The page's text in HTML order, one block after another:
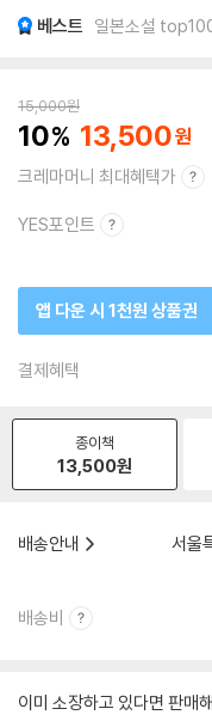
베스트 일본소설
15,000원
10 13,500
크레마머니 최대혜택가
YES포인트
앱 다운 시 1천원 상품권
결제혜택
종이책
13,500원
배송안내
서울
배송비
이미 소장하고 있다면 판매